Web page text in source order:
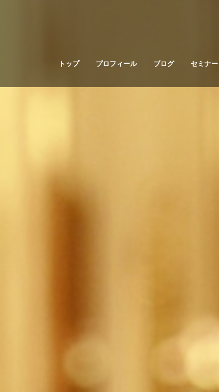
トップ プロフィール ブログ セミナ